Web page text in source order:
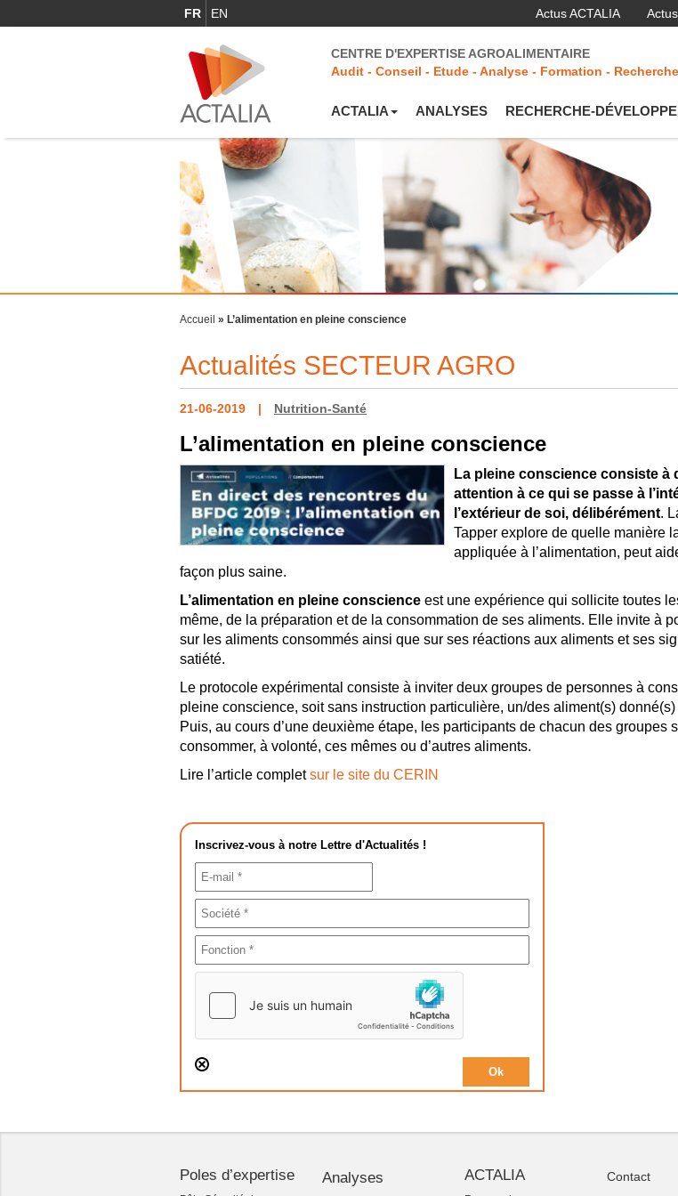
FR EN Actus ACTALIA
CENTRE D'EXPERTISE AGROALIMENTAIRE
Audit - Conseil - Etude - Analyse - Formation -
ACTALIA ANALYSES RECHERCHE-
Accueil » L’alimentation en pleine conscience
Actualités SECTEUR AGRO
21-06-2019 Nutrition-Santé
L’alimentation en pleine conscience
La pleine conscience consiste à
attention à ce qui se passe à
l’extérieur de soi, délibérément.
Tapper explore de quelle manière
appliquée à l’alimentation, peut
façon plus saine.
L’alimentation en pleine conscience est une expérience qui sollicite toutes
même, de la préparation et de la consommation de ses aliments. Elle invite à
sur les aliments consommés ainsi que sur ses réactions aux aliments et ses
satiété.
Le protocole expérimental consiste à inviter deux groupes de personnes à
pleine conscience, soit sans instruction particulière, un/des aliment(s)
Puis, au cours d’une deuxième étape, les participants de chacun des groupes
consommer, à volonté, ces mêmes ou d’autres aliments.
Lire l’article completsur le site du CERIN
Inscrivez-vous à notre Lettre d'Actualités !
Poles d’expertise Analyses ACTALIA Contact